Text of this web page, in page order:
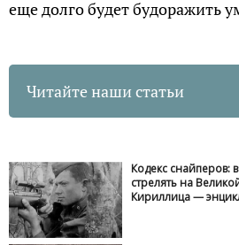
еще долго будет будоражить
Читайте наши статьи
Кодекс снайперов:
стрелять на
Кириллица —